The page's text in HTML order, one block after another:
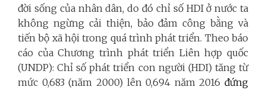
đời sống của nhân dân, do đó chỉ số HDI ở nước ta
không ngừng cải thiện, bảo đảm công bằng và
tiến bộ xã hội trong quá trình phát triển. Theo báo
cáo của Chương trình phát triển Liên hợp quốc
(UNDP): Chỉ số phát triển con người (HDI) tăng từ
mức 0,683 (năm 2000) lên 0,694 năm 2016 đứng